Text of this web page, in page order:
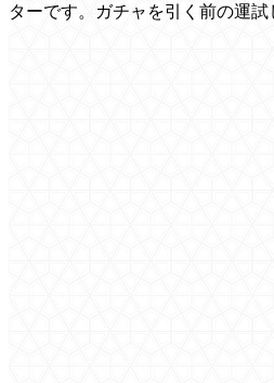
ターです。ガチャを引く前の運試